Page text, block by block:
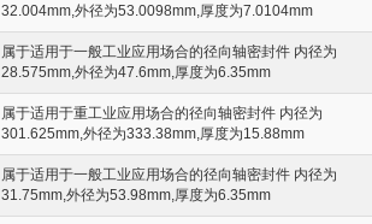
32.004mm,外径为53.0098mm,厚度为7.0104mm
属于适用于一般工业应用场合的径向轴密封件 内径为
28.575mm,外径为47.6mm,厚度为6.35mm
属于适用于重工业应用场合的径向轴密封件 内径为
301.625mm,外径为333.38mm,厚度为15.88mm
属于适用于一般工业应用场合的径向轴密封件 内径为
31.75mm,外径为53.98mm,厚度为6.35mm